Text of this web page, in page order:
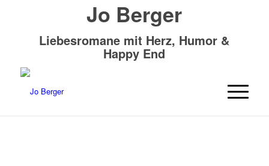
Jo Berger
Liebesromane mit Herz, Humor &
Happy End